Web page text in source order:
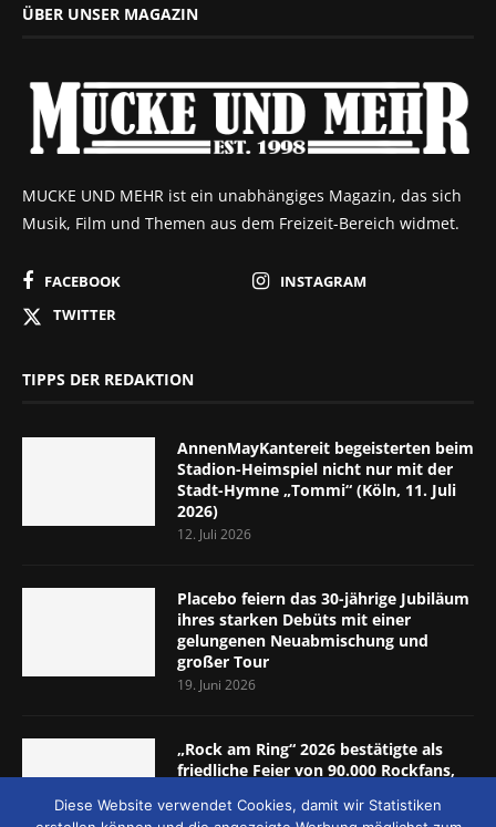
ÜBER UNSER MAGAZIN
MUCKE UND MEHR ist ein unabhängiges Magazin, das sich
Musik, Film und Themen aus dem Freizeit-Bereich widmet.
FACEBOOK
INSTAGRAM
TWITTER
TIPPS DER REDAKTION
AnnenMayKantereit begeisterten beim
Stadion-Heimspiel nicht nur mit der
Stadt-Hymne „Tommi“ (Köln, 11. Juli
2026)
12. Juli 2026
Placebo feiern das 30-jährige Jubiläum
ihres starken Debüts mit einer
gelungenen Neuabmischung und
großer Tour
19. Juni 2026
„Rock am Ring“ 2026 bestätigte als
friedliche Feier von 90.000 Rockfans,
5.-7. Juni 2026)
Diese Website verwendet Cookies, damit wir Statistiken